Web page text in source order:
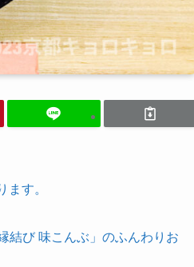
す。
結び 味こんぶ」のふんわりお